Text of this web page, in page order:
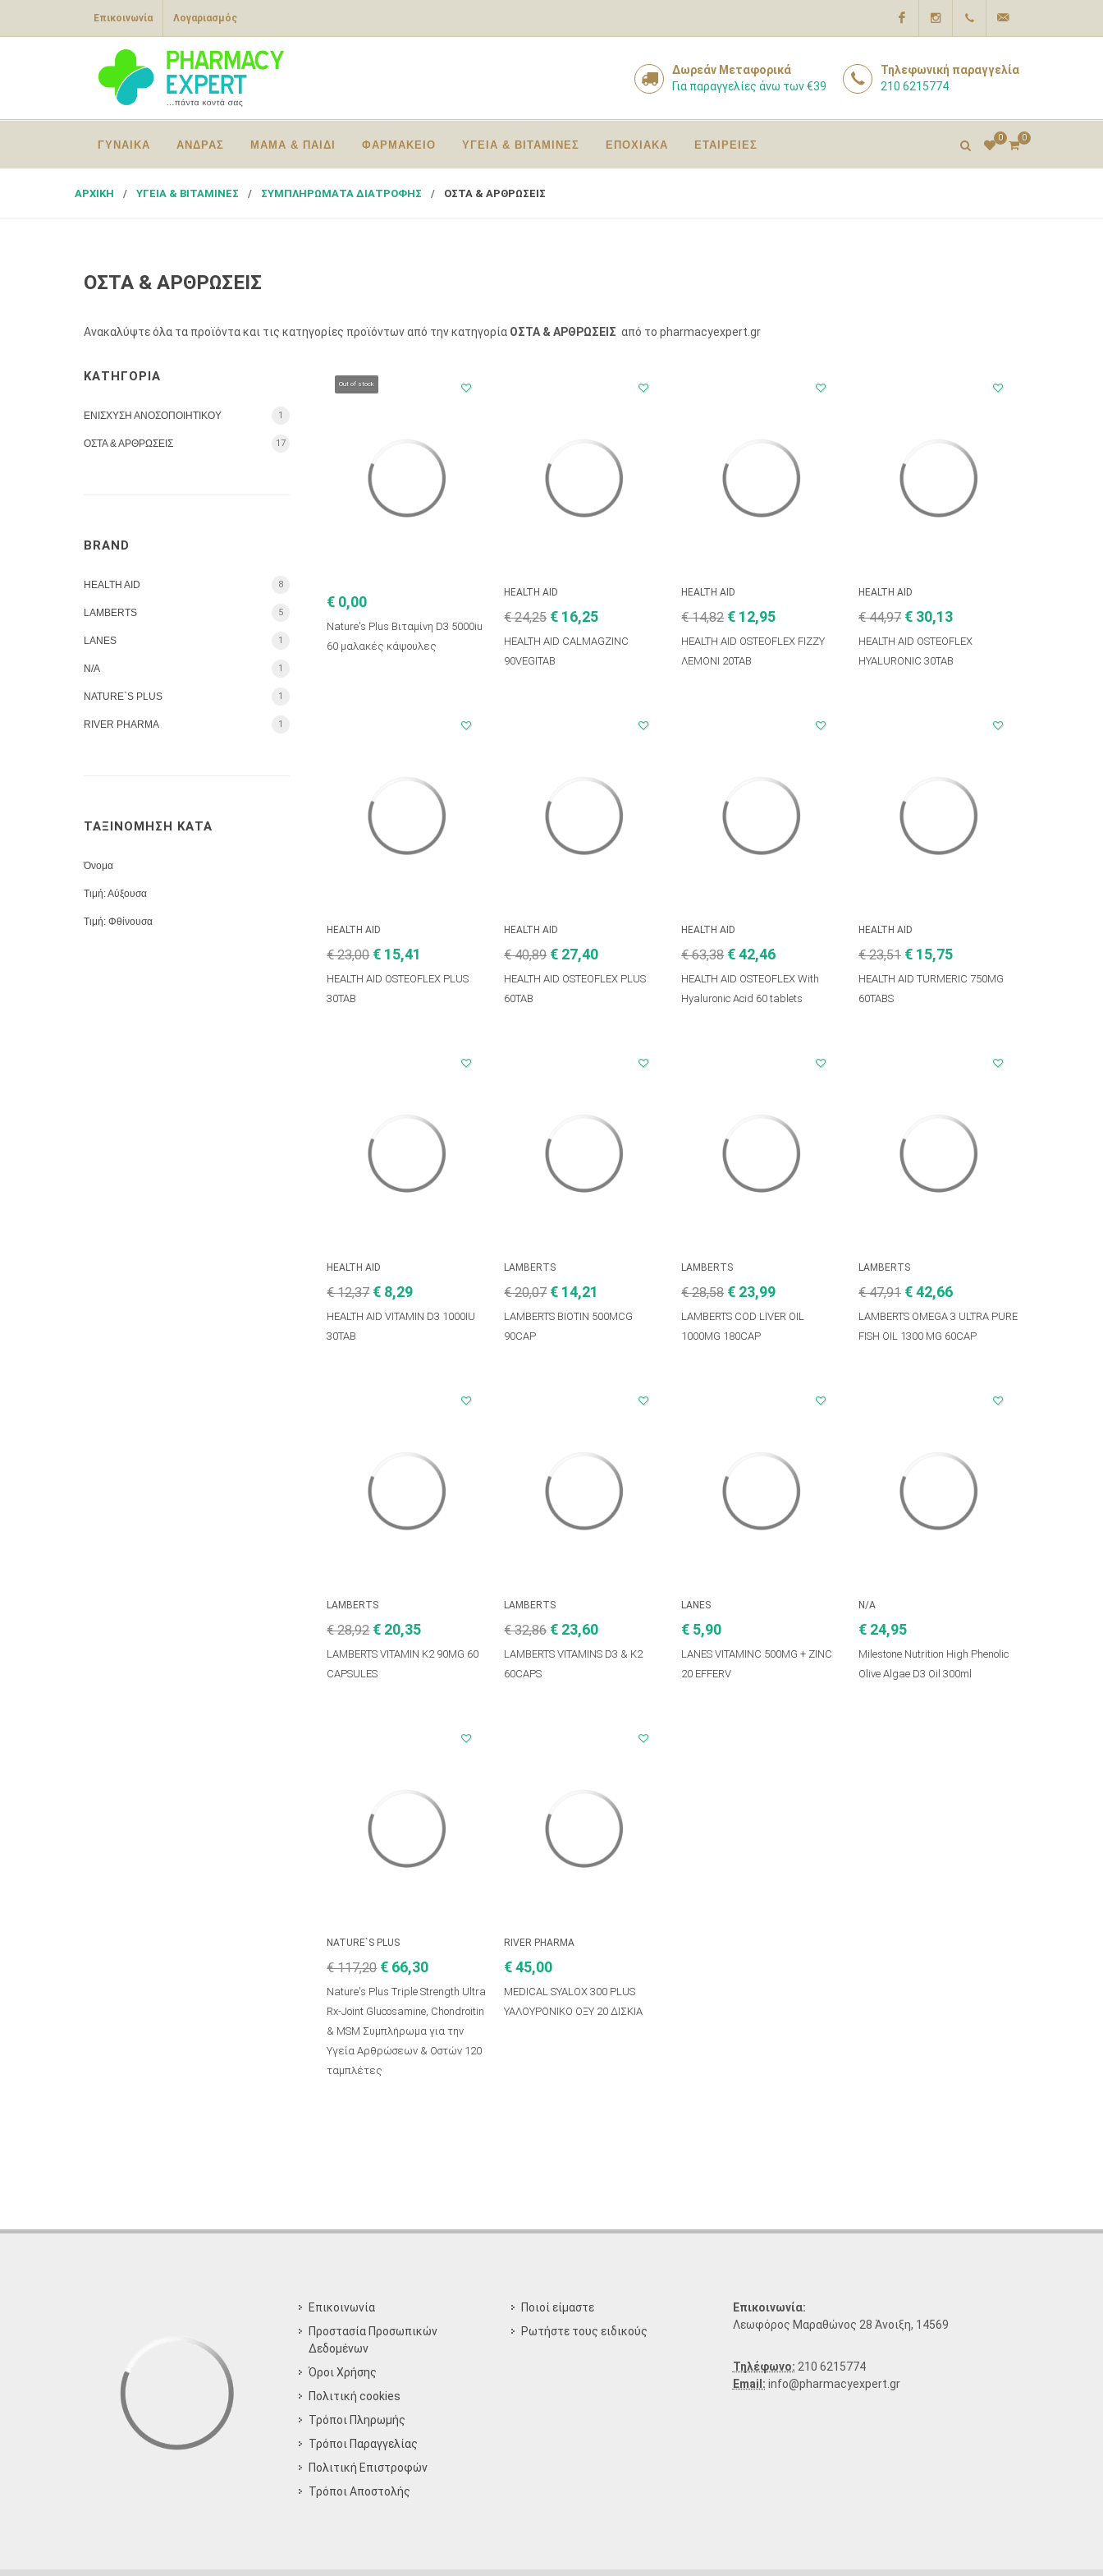
Επικοινωνία Λογαριασμός
Δωρεάν Μεταφορικά
Για παραγγελίες άνω των €39
Τηλεφωνική παραγγελία
210 6215774
ΓΥΝΑΙΚΑ ΑΝΔΡΑΣ ΜΑΜΑ & ΠΑΙΔΙ ΦΑΡΜΑΚΕΙΟ ΥΓΕΙΑ & ΒΙΤΑΜΙΝΕΣ ΕΠΟΧΙΑΚΑ ΕΤΑΙΡΕΙΕΣ
0
0
ΑΡΧΙΚΗ ΥΓΕΙΑ & ΒΙΤΑΜΙΝΕΣ ΣΥΜΠΛΗΡΩΜΑΤΑ ΔΙΑΤΡΟΦΗΣ ΟΣΤΑ & ΑΡΘΡΩΣΕΙΣ
ΟΣΤΑ & ΑΡΘΡΩΣΕΙΣ
Ανακαλύψτε όλα τα προϊόντα και τις κατηγορίες προϊόντων από την κατηγορία ΟΣΤΑ & ΑΡΘΡΩΣΕΙΣ από το pharmacyexpert.gr
ΚΑΤΗΓΟΡΙΑ
ΕΝΙΣΧΥΣΗ ΑΝΟΣΟΠΟΙΗΤΙΚΟΥ 1
ΟΣΤΑ & ΑΡΘΡΩΣΕΙΣ 17
BRAND
HEALTH AID 8
LAMBERTS 5
LANES 1
N/A 1
NATURE`S PLUS 1
RIVER PHARMA 1
ΤΑΞΙΝΟΜΗΣΗ ΚΑΤΑ
Όνομα
Τιμή: Αύξουσα
Τιμή: Φθίνουσα
Out of stock
€ 0,00
Nature's Plus Βιταμίνη D3 5000iu
60 μαλακές κάψουλες
HEALTH AID
€ 24,25 € 16,25
HEALTH AID CALMAGZINC
90VEGITAB
HEALTH AID
€ 14,82 € 12,95
HEALTH AID OSTEOFLEX FIZZY
ΛΕΜΟΝΙ 20TAB
HEALTH AID
€ 44,97 € 30,13
HEALTH AID OSTEOFLEX
HYALURONIC 30TAB
HEALTH AID
€ 23,00 € 15,41
HEALTH AID OSTEOFLEX PLUS
30TAB
HEALTH AID
€ 40,89 € 27,40
HEALTH AID OSTEOFLEX PLUS
60TAB
HEALTH AID
€ 63,38 € 42,46
HEALTH AID OSTEOFLEX With
Hyaluronic Acid 60 tablets
HEALTH AID
€ 23,51 € 15,75
HEALTH AID TURMERIC 750MG
60TABS
HEALTH AID
€ 12,37 € 8,29
HEALTH AID VITAMIN D3 1000IU
30TAB
LAMBERTS
€ 20,07 € 14,21
LAMBERTS BIOTIN 500MCG
90CAP
LAMBERTS
€ 28,58 € 23,99
LAMBERTS COD LIVER OIL
1000MG 180CAP
LAMBERTS
€ 47,91 € 42,66
LAMBERTS OMEGA 3 ULTRA PURE
FISH OIL 1300 MG 60CAP
LAMBERTS
€ 28,92 € 20,35
LAMBERTS VITAMIN K2 90MG 60
CAPSULES
LAMBERTS
€ 32,86 € 23,60
LAMBERTS VITAMINS D3 & K2
60CAPS
LANES
€ 5,90
LANES VITAMINC 500MG + ZINC
20 EFFERV
N/A
€ 24,95
Milestone Nutrition High Phenolic
Olive Algae D3 Oil 300ml
NATURE`S PLUS
€ 117,20 € 66,30
Nature's Plus Triple Strength Ultra
Rx-Joint Glucosamine, Chondroitin
& MSM Συμπλήρωμα για την
Υγεία Αρθρώσεων & Οστών 120
ταμπλέτες
RIVER PHARMA
€ 45,00
MEDICAL SYALOX 300 PLUS
ΥΑΛΟΥΡΟΝΙΚΟ ΟΞΥ 20 ΔΙΣΚΙΑ
Επικοινωνία
Προστασία Προσωπικών
Δεδομένων
Όροι Χρήσης
Πολιτική cookies
Τρόποι Πληρωμής
Τρόποι Παραγγελίας
Πολιτική Επιστροφών
Τρόποι Aποστολής
Ποιοί είμαστε
Ρωτήστε τους ειδικούς
Επικοινωνία:
Λεωφόρος Μαραθώνος 28 Άνοιξη, 14569
Τηλέφωνο: 210 6215774
Email: info@pharmacyexpert.gr